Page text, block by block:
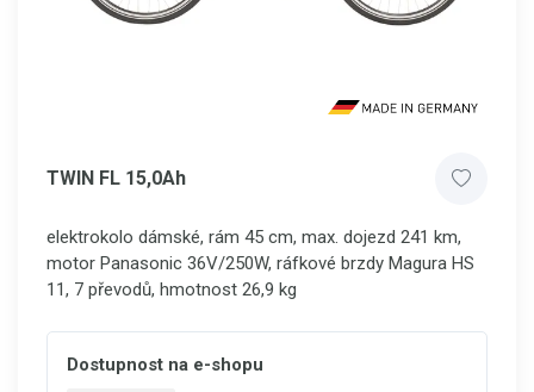
TWIN FL 15,0Ah
elektrokolo dámské, rám 45 cm, max. dojezd 241 km,
motor Panasonic 36V/250W, ráfkové brzdy Magura HS
11, 7 převodů, hmotnost 26,9 kg
Dostupnost na e-shopu